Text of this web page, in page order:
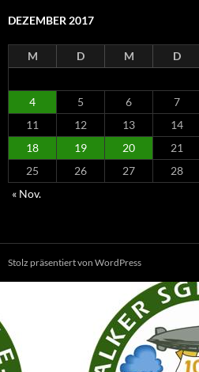
DEZEMBER 2017
M D M D
4
5 6 7
11
12 13 14
18
19 20 21
25
26 27 28
« Nov.
Stolz präsentiert von WordPress